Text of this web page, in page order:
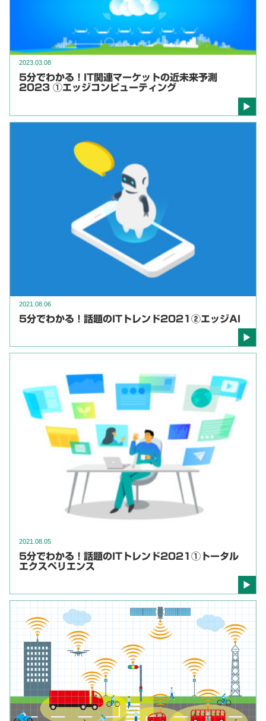
2023.03.08
5分でわかる！IT関連マーケットの近未来予測
2023 ①エッジコンピューティング
2021.08.06
5分でわかる！話題のITトレンド2021②エッジAI
2021.08.05
5分でわかる！話題のITトレンド2021①トータル
エクスペリエンス